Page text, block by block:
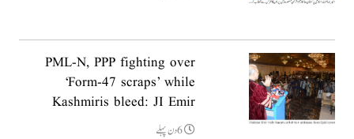
PML-N, PPP fighting over
‘Form-47 scraps’ while
Kashmiris bleed: JI Emir
6دن پہلے